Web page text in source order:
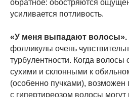
обратное: обостряются
усиливается потливость.
«У меня выпадают волосы».
фолликулы очень
турбулентности. Когда волосы
сухими и склонными к
(особенно пучками), возможен
с гипертиреозом волосы